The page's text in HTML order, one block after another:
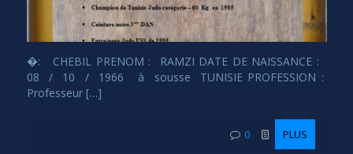
�: CHEBIL PRENOM : RAMZI DATE DE NAISSANCE :
08 / 10 / 1966 à sousse TUNISIE PROFESSION :
Professeur […]
0 PLUS